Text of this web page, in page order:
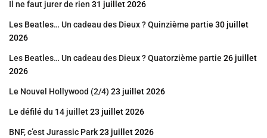
Il ne faut jurer de rien 31 juillet 2026
Les Beatles… Un cadeau des Dieux ? Quinzième partie 30 juillet
2026
Les Beatles… Un cadeau des Dieux ? Quatorzième partie 26 juillet
2026
Le Nouvel Hollywood (2/4) 23 juillet 2026
Le défilé du 14 juillet23 juillet 2026
BNF, c’est Jurassic Park23 juillet 2026